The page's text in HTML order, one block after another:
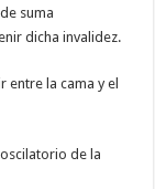
suma
dicha invalidez.
entre la cama y el
de la